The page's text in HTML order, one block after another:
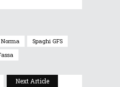
Norma
Spaghi GFS
Next Article